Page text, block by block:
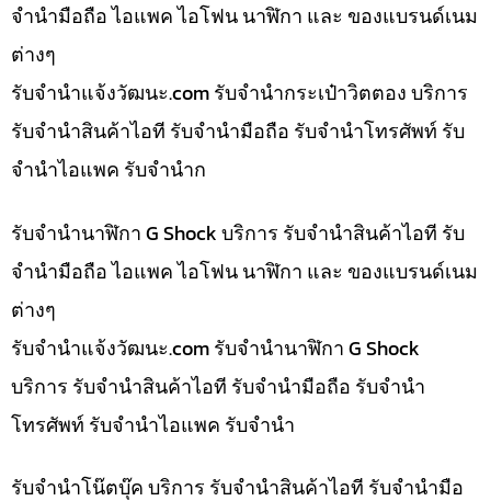
จำนำมือถือ ไอแพค ไอโฟน นาฬิกา และ ของแบรนด์เนม
ต่างๆ
รับจํานําแจ้งวัฒนะ.com รับจำนำกระเป๋าวิตตอง บริการ
รับจำนำสินค้าไอที รับจำนำมือถือ รับจำนำโทรศัพท์ รับ
จำนำไอแพค รับจำนำก
รับจำนำนาฬิกา G Shock บริการ รับจำนำสินค้าไอที รับ
จำนำมือถือ ไอแพค ไอโฟน นาฬิกา และ ของแบรนด์เนม
ต่างๆ
รับจํานําแจ้งวัฒนะ.com รับจำนำนาฬิกา G Shock
บริการ รับจำนำสินค้าไอที รับจำนำมือถือ รับจำนำ
โทรศัพท์ รับจำนำไอแพค รับจำนำ
รับจำนำโน๊ตบุ๊ค บริการ รับจำนำสินค้าไอที รับจำนำมือ